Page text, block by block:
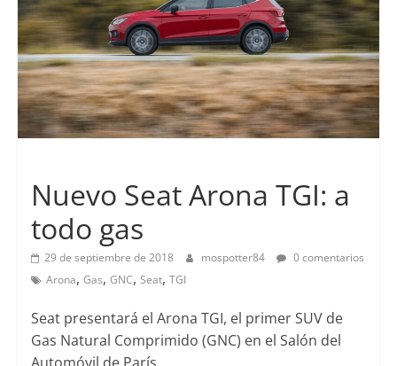
Nuevo Seat Arona TGI: a
todo gas
29 de septiembre de 2018 mospotter84
0 comentarios
Arona, Gas, GNC, Seat, TGI
Seat presentará el Arona TGI, el primer SUV de
Gas Natural Comprimido (GNC) en el Salón del
Automóvil de París.